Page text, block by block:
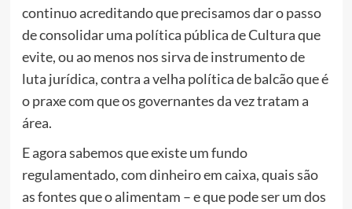
continuo acreditando que precisamos dar o passo
de consolidar uma política pública de Cultura que
evite, ou ao menos nos sirva de instrumento de
luta jurídica, contra a velha política de balcão que é
o praxe com que os governantes da vez tratam a
área.
E agora sabemos que existe um fundo
regulamentado, com dinheiro em caixa, quais são
as fontes que o alimentam – e que pode ser um dos